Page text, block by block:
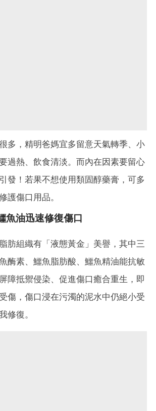
多，精明爸媽宜多留意天氣轉季、小
過熱、飲食清淡。而內在因素要留心
發！若果不想使用類固醇藥膏，可多
護傷口用品。
魚油迅速修復傷口
肪組織有「液態黃金」美譽，其中三
酶素、鱷魚脂肪酸、鱷魚精油能抗敏
障抵禦侵染、促進傷口癒合重生，即
傷，傷口浸在污濁的泥水中仍絕小受
修復。